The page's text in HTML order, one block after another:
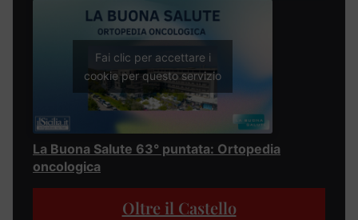
Fai clic per accettare i
cookie per questo servizio
La Buona Salute 63° puntata: Ortopedia
oncologica
Oltre il Castello